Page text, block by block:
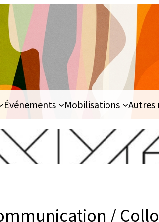
Événements Mobilisations Autres
/